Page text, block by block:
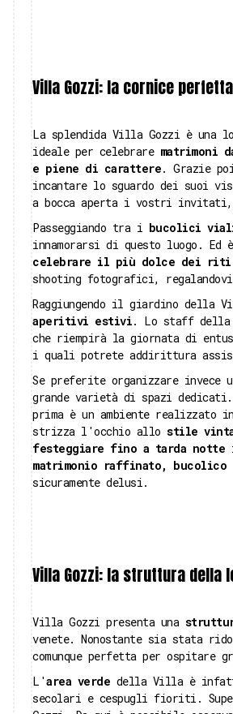
Villa Gozzi: la cornice
La splendida Villa Gozzi è una
ideale per celebrare matrimoni
e piene di carattere. Grazie
incantare lo sguardo dei suoi
a bocca aperta i vostri invitati,
Passeggiando tra i bucolici
innamorarsi di questo luogo.
celebrare il più dolce dei
shooting fotografici, regalandovi
Raggiungendo il giardino della
aperitivi estivi. Lo staff della
che riempirà la giornata di
i quali potrete addirittura
Se preferite organizzare invece
grande varietà di spazi
prima è un ambiente realizzato
strizza l'occhio allo stile
festeggiare fino a tarda notte
matrimonio raffinato, bucolico
sicuramente delusi.
Villa Gozzi: la struttura della
Villa Gozzi presenta una
venete. Nonostante sia stata
comunque perfetta per ospitare
L'area verde della Villa è
secolari e cespugli fioriti.